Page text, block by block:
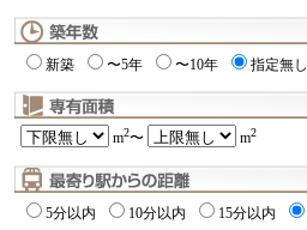
新築 〜5年 〜10年 指定無し
m2〜 m2
5分以内 10分以内 15分以内